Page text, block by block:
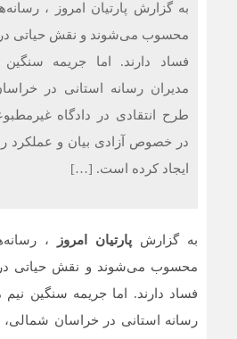
به گزارش پارتیان امروز ،
محسوب می‌شوند و نقش حیاتی در
فساد دارند. اما جریمه سنگین
مدیران رسانه استانی در
طرح انتقادی در دادگاه
در خصوص آزادی بیان و عملکرد
ایجاد کرده است. […]
به گزارش پارتیان امروز
،
محسوب می‌شوند و نقش حیاتی در
فساد دارند. اما جریمه سنگین نیم
رسانه استانی در خراسان شمالی،